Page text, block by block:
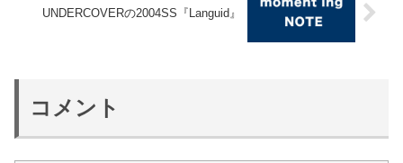
UNDERCOVERの2004SS『Languid』
コメント